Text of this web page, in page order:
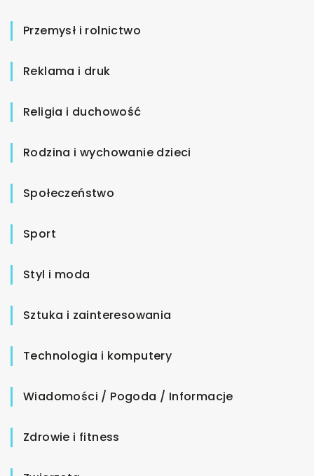
Przemysł i rolnictwo
Reklama i druk
Religia i duchowość
Rodzina i wychowanie dzieci
Społeczeństwo
Sport
Styl i moda
Sztuka i zainteresowania
Technologia i komputery
Wiadomości / Pogoda / Informacje
Zdrowie i fitness